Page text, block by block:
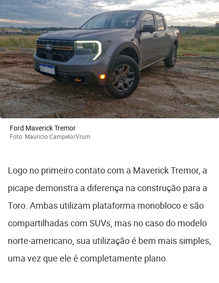
Ford Maverick Tremor
Foto: Mauricio Campelo/Vrum
Logo no primeiro contato com a Maverick Tremor, a
picape demonstra a diferença na construção para a
Toro. Ambas utilizam plataforma monobloco e são
compartilhadas com SUVs, mas no caso do modelo
norte-americano, sua utilização é bem mais simples,
uma vez que ele é completamente plano.